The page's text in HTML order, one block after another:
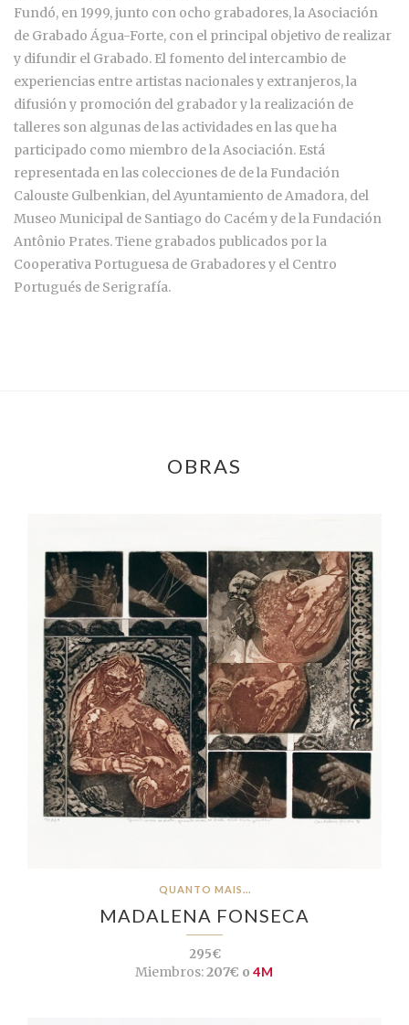
Fundó, en 1999, junto con ocho grabadores, la Asociación
de Grabado Água-Forte, con el principal objetivo de realizar
y difundir el Grabado. El fomento del intercambio de
experiencias entre artistas nacionales y extranjeros, la
difusión y promoción del grabador y la realización de
talleres son algunas de las actividades en las que ha
participado como miembro de la Asociación. Está
representada en las colecciones de de la Fundación
Calouste Gulbenkian, del Ayuntamiento de Amadora, del
Museo Municipal de Santiago do Cacém y de la Fundación
Antônio Prates. Tiene grabados publicados por la
Cooperativa Portuguesa de Grabadores y el Centro
Portugués de Serigrafía.
OBRAS
QUANTO MAIS...
MADALENA FONSECA
295€
Miembros:207€ o 4M